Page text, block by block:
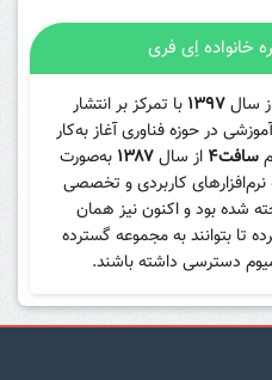
خانواده اِی فری
سال۱۳۹۷ با تمرکز بر انتشار
در حوزه فناوری آغاز به‌کار
سافت۴ از سال۱۳۸۷ به‌صورت
کاربردی و تخصصی
شده بود و اکنون نیز همان
تا بتوانند به مجموعه گسترده
دسترسی داشته باشند.